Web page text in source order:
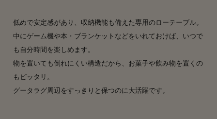
低めで安定感があり、収納機能も備えた専用のローテーブル。
中にゲーム機や本・ブランケットなどをいれておけば、いつで
も自分時間を楽しめます。
物を置いても倒れにくい構造だから、お菓子や飲み物を置くの
もピッタリ。
グータラグ周辺をすっきりと保つのに大活躍です。